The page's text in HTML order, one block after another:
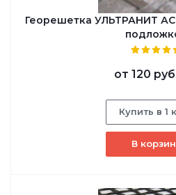
Георешетка УЛЬТРАНИТ
от 120
Купить в 1
В